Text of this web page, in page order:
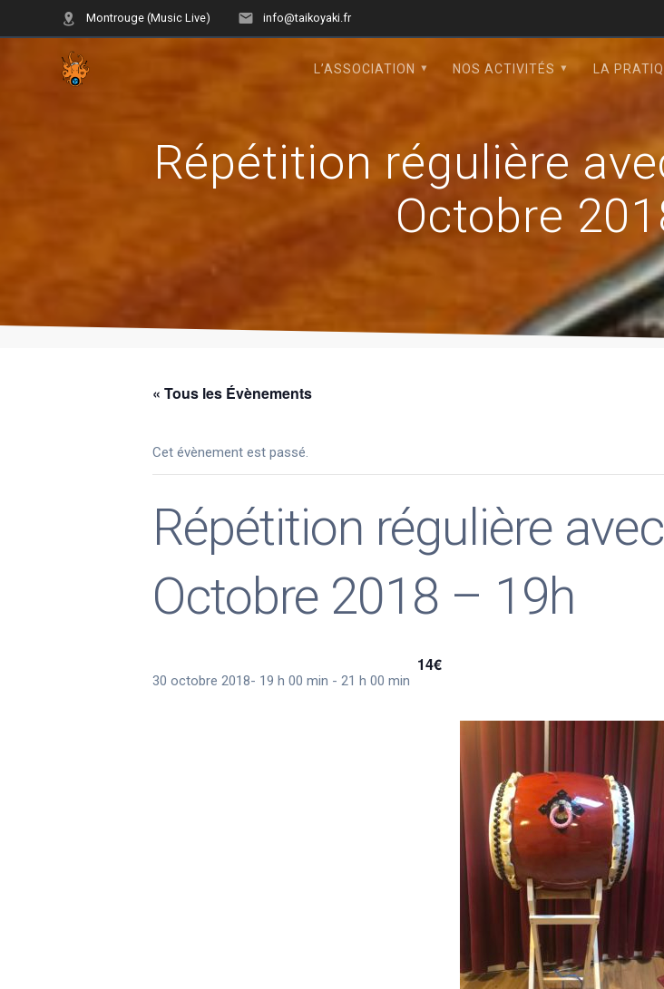
Montrouge (Music Live) info@taikoyaki.fr
L’ASSOCIATION NOS ACTIVITÉS LA
Répétition régulière
Octobre
« Tous les Évènements
Cet évènement est passé.
Répétition régulière
Octobre 2018 – 19h
30 octobre 2018- 19 h 00 min - 21 h 00 min
14€